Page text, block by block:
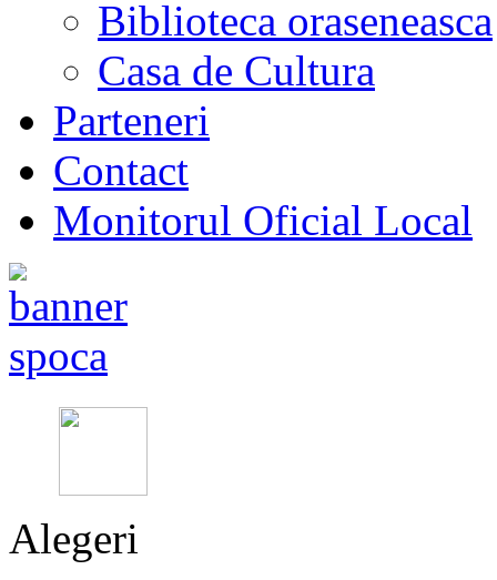
Biblioteca oraseneasca
Casa de Cultura
Parteneri
Contact
Monitorul Oficial Local
Alegeri